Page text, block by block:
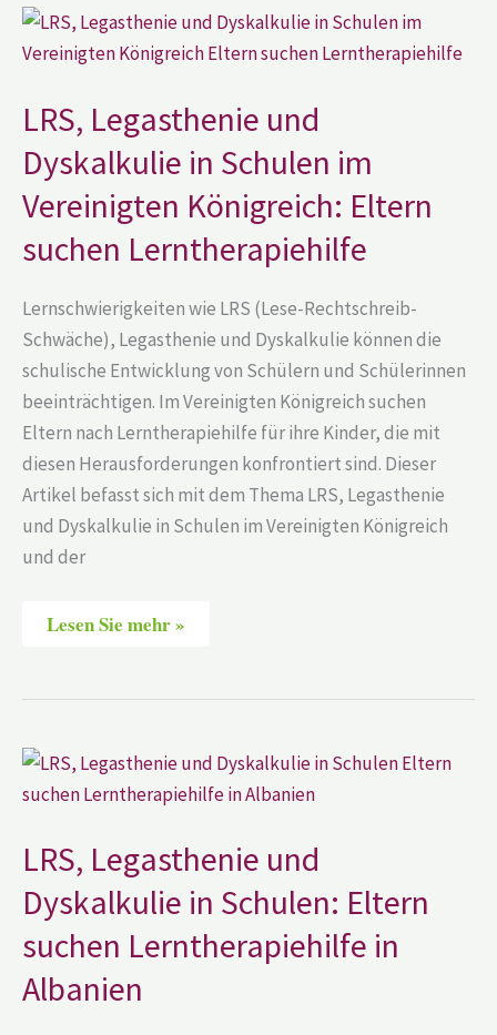
LRS, Legasthenie und
Dyskalkulie in Schulen im
Vereinigten Königreich: Eltern
suchen Lerntherapiehilfe
Lernschwierigkeiten wie LRS (Lese-Rechtschreib-
Schwäche), Legasthenie und Dyskalkulie können die
schulische Entwicklung von Schülern und Schülerinnen
beeinträchtigen. Im Vereinigten Königreich suchen
Eltern nach Lerntherapiehilfe für ihre Kinder, die mit
diesen Herausforderungen konfrontiert sind. Dieser
Artikel befasst sich mit dem Thema LRS, Legasthenie
und Dyskalkulie in Schulen im Vereinigten Königreich
und der
LRS,
Legasthenie
und
Dyskalkulie
Schulen
im
Vereinigten
Königreich:
Eltern
suchen
Lerntherapiehilfe
Lesen Sie mehr »
LRS, Legasthenie und
Dyskalkulie in Schulen: Eltern
suchen Lerntherapiehilfe in
Albanien
LRS,
Legasthenie
und
Schulen:
Eltern
suchen
Lerntherapiehilfe
in
Albanien